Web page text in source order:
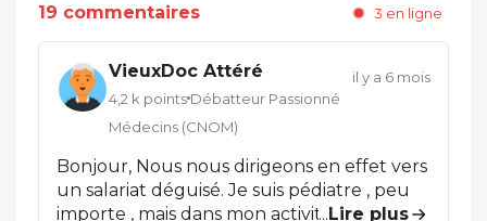
19 commentaires 3 en ligne
VieuxDoc Attéré
4,2 k points Débatteur Passionné
Médecins (CNOM)
il y a 6 mois
Bonjour, Nous nous dirigeons en effet vers
un salariat déguisé. Je suis pédiatre , peu
importe , mais dans mon activité toutes les
... Lire plus